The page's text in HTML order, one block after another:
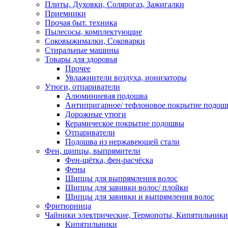
Плиты, Духовки, Солярогаз, Зажигалки
Приемники
Прочая быт. техника
Пылесосы, комплектующие
Соковыжималки, Соковарки
Стиральные машины
Товары для здоровья
Прочее
Увлажнители воздуха, ионизаторы
Утюги, отпариватели
Алюминиевая подошва
Антипригарное/ тефлоновое покрытие
Дорожные утюги
Керамическое покрытие подошвы
Отпариватели
Подошва из нержавеющей стали
Фен, щипцы, выпрямители
Фен-щётка, фен-расчёска
Фены
Щипцы для выпрямления волос
Щипцы для завивки волос/ плойки
Щипцы для завивки и выпрямления волос
Фритюрница
Чайники электрические, Термопоты, Кипятильники
Кипятильники